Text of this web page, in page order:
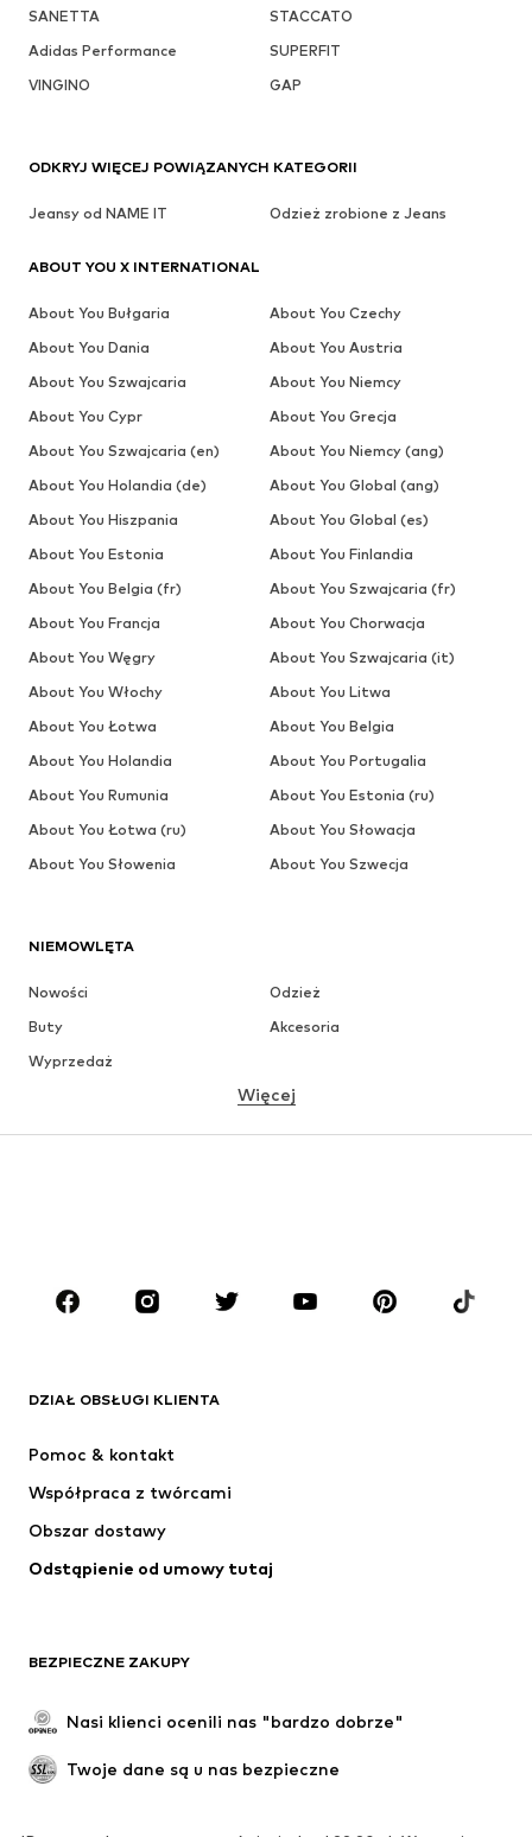
SANETTA
STACCATO
Adidas Performance
SUPERFIT
VINGINO
GAP
NIEMOWLĘTA
Nowości
Odzież
Buty
Akcesoria
Wyprzedaż
MARKI
Next
SUPERFIT
Więcej
DZIAŁ OBSŁUGI KLIENTA
Pomoc & kontakt
Współpraca z twórcami
Obszar dostawy
Odstąpienie od umowy tutaj
BEZPIECZNE ZAKUPY
Nasi klienci ocenili nas "bardzo dobrze"
Twoje dane są u nas bezpieczne
ODKRYJ WIĘCEJ POWIĄZANYCH KATEGORII
Jeansy od NAME IT Odzież zrobione z Jeans
ABOUT YOU X INTERNATIONAL
About You Bułgaria
About You Czechy
About You Dania
About You Austria
About You Szwajcaria
About You Niemcy
About You Cypr
About You Grecja
About You Szwajcaria (en)
About You Niemcy (ang)
About You Holandia (de)
About You Global (ang)
About You Hiszpania
About You Global (es)
About You Estonia
About You Finlandia
About You Belgia (fr)
About You Szwajcaria (fr)
About You Francja
About You Chorwacja
About You Węgry
About You Szwajcaria (it)
About You Włochy
About You Litwa
About You Łotwa
About You Belgia
About You Holandia
About You Portugalia
About You Rumunia
About You Estonia (ru)
About You Łotwa (ru)
About You Słowacja
About You Słowenia
About You Szwecja